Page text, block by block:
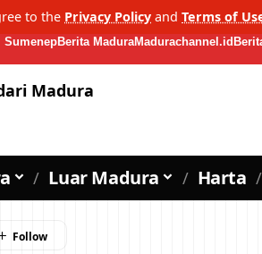
to the Privacy Policy and Terms of
SumenepBerita MaduraMadurachannel.id
Madura
Luar Madura Harta